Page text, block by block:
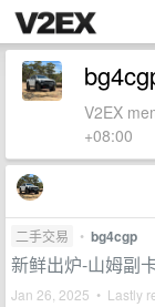
V2EX
+08:00
二手交易 • bg4cgp
新鲜出炉-山姆副
Jan 26, 2025 • Lastly